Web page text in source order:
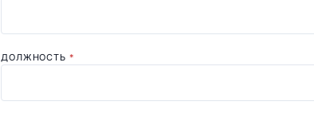
ДОЛЖНОСТЬ *